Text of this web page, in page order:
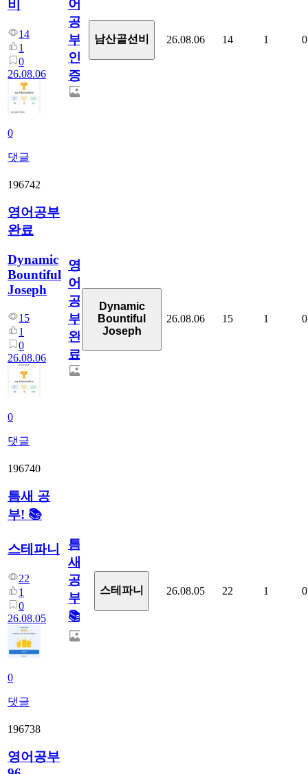
비
14
1
0
26.08.06
0
댓글
어
공
부
인
증
남산골선비 26.08.06 14 1 0
196742
영어공부
완료
Dynamic
Bountiful
Joseph
15
1
0
26.08.06
0
댓글
영
어
공
부
완
료
Dynamic
Bountiful
Joseph
26.08.06 15 1 0
196740
틈새 공
부! 📚
스테파니
22
1
0
26.08.05
0
댓글
틈
새
공
부!
📚
스테파니 26.08.05 22 1 0
196738
영어공부